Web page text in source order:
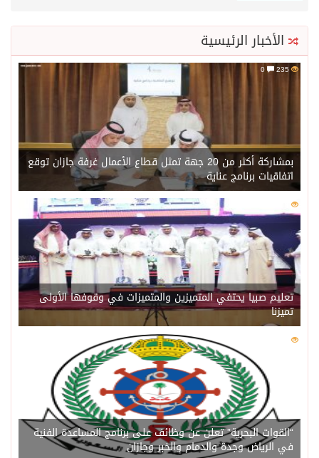
الأخبار الرئيسية
235
بمشاركة أكثر من 20 جهة تمثل قطاع الأعمال غرفة جازان توقع
اتفاقيات برنامج عناية
218
تعليم صبيا يحتفي المتميزين والمتميزات في وقوفها الأولى
تميزنا
211
“القوات البحرية” تعلن عن وظائف على برنامج المساعدة الفنية
في الرياض وجدة والدمام والخبر وجازان